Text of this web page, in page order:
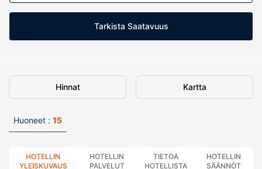
Tarkista Saatavuus
Hinnat Kartta
Huoneet : 15
HOTELLIN
YLEISKUVAUS
HOTELLIN
PALVELUT
TIETOA
HOTELLISTA
HOTELLIN
SÄÄNNÖT